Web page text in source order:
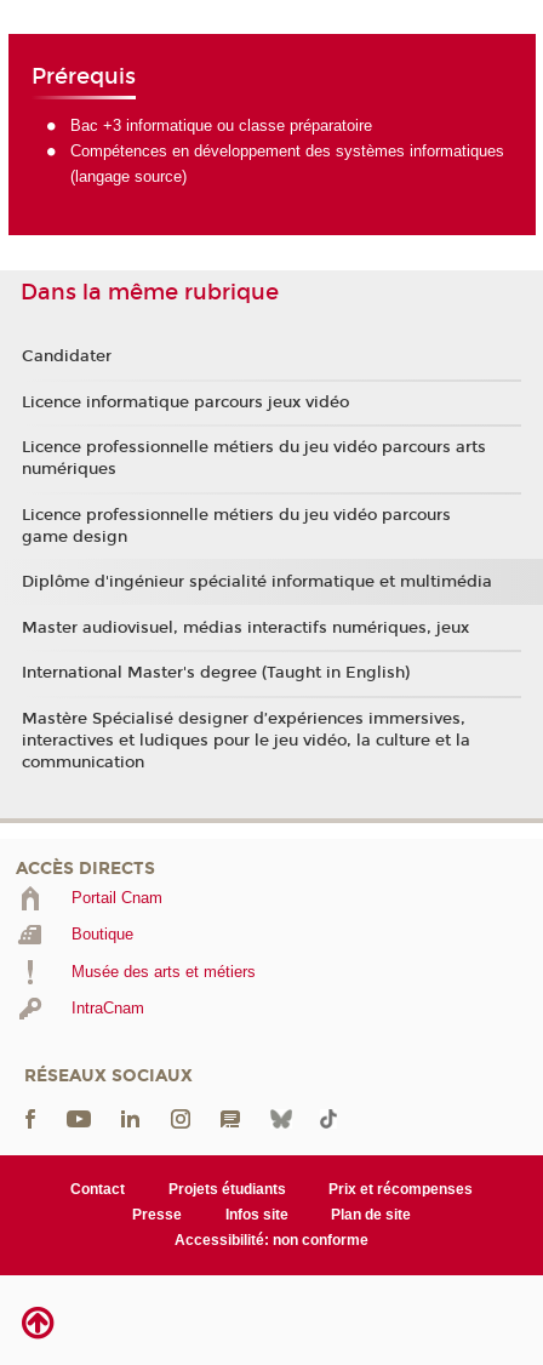
Prérequis
Bac +3 informatique ou classe préparatoire
Compétences en développement des systèmes informatiques
(langage source)
Dans la même rubrique
Candidater
Licence informatique parcours jeux vidéo
Licence professionnelle métiers du jeu vidéo parcours arts
numériques
Licence professionnelle métiers du jeu vidéo parcours
game design
Diplôme d'ingénieur spécialité informatique et multimédia
Master audiovisuel, médias interactifs numériques, jeux
International Master's degree (Taught in English)
Mastère Spécialisé designer d’expériences immersives,
interactives et ludiques pour le jeu vidéo, la culture et la
communication
ACCÈS DIRECTS
Portail Cnam
Boutique
Musée des arts et métiers
IntraCnam
RÉSEAUX SOCIAUX
Contact Projets étudiants
Prix et récompenses
Presse
Infos site
Plan de site
Accessibilité: non conforme